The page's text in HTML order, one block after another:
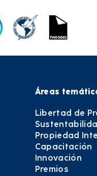
Áreas
Libertad de
Propiedad
Capacitación
Innovación
Premios